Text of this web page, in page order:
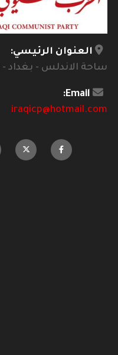
العنوان الرئيسي:
ساحة الاندلس - بغداد -
Email:
iraqicp@hotmail.com